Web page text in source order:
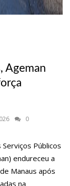
Ageman
0
Serviços Públicos
endureceu a
Manaus após
na